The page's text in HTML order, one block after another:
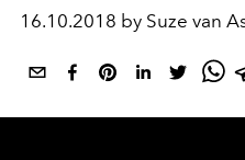
16.10.2018 by Suze van